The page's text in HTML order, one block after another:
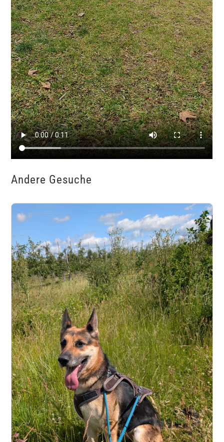
Andere Gesuche